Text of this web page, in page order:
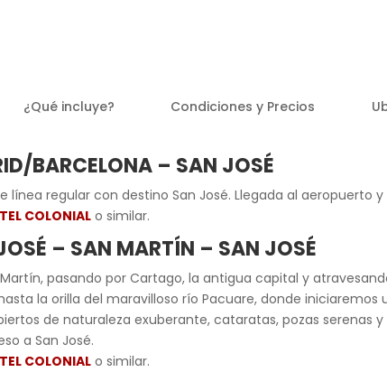
¿Qué incluye? Condiciones y Precios
BARCELONA – SAN JOSÉ
línea regular con destino San José. Llegada al aeropuerto
COLONIAL o similar.
– SAN MARTÍN – SAN JOSÉ
pasando por Cartago, la antigua capital y
la orilla del maravilloso río Pacuare, donde iniciaremos
de naturaleza exuberante, cataratas, pozas serenas
a San José.
COLONIAL o similar.